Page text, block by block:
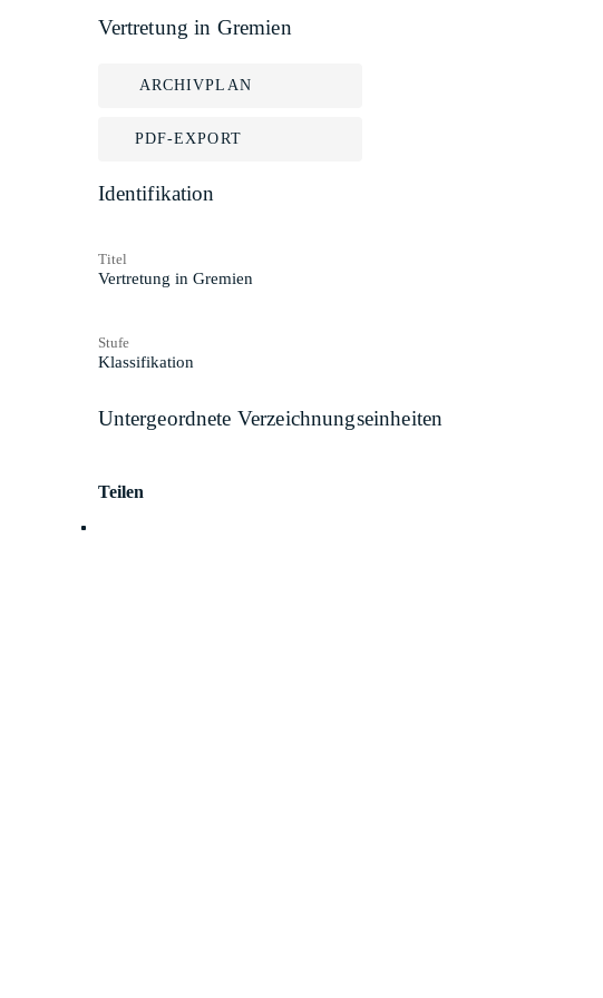
Vertretung in Gremien
ARCHIVPLAN
PDF-EXPORT
Identifikation
Titel
Vertretung in Gremien
Stufe
Klassifikation
Untergeordnete Verzeichnungseinheiten
Teilen